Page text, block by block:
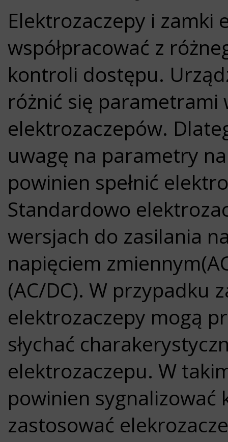
Elektrozaczepy i zamki
współpracować z
kontroli dostępu.
różnić się
elektrozaczepów.
uwagę na parametry
powinien spełnić
Standardowo
wersjach do zasilania
napięciem
(AC/DC). W przypadku
elektrozaczepy mogą
słychać
elektrozaczepu. W
powinien
zastosować